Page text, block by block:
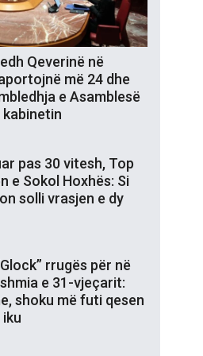
Qeverinë në
më 24 dhe
e Asamblesë
kabinetin
pas 30 vitesh, Top
e Sokol Hoxhës: Si
solli vrasjen e dy
rrugës për në
e 31-vjeçarit:
shoku më futi qesen